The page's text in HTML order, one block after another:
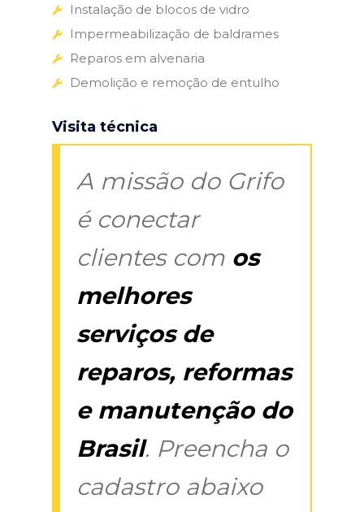
Instalação de blocos de vidro
Impermeabilização de baldrames
Reparos em alvenaria
Demolição e remoção de entulho
Visita técnica
A missão do Grifo
é conectar
clientes com os
melhores
serviços de
reparos, reformas
e manutenção do
Brasil. Preencha o
cadastro abaixo